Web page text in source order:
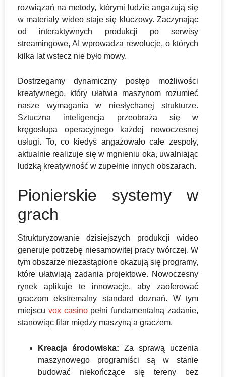
rozwiązań na metody, którymi ludzie angażują się
w materiały wideo staje się kluczowy. Zaczynając
od interaktywnych produkcji po serwisy
streamingowe, AI wprowadza rewolucje, o których
kilka lat wstecz nie było mowy.
Dostrzegamy dynamiczny postęp możliwości
kreatywnego, który ułatwia maszynom rozumieć
nasze wymagania w niesłychanej strukturze.
Sztuczna inteligencja przeobraża się w
kręgosłupa operacyjnego każdej nowoczesnej
usługi. To, co kiedyś angażowało całe zespoły,
aktualnie realizuje się w mgnieniu oka, uwalniając
ludzką kreatywność w zupełnie innych obszarach.
Pionierskie systemy w
grach
Strukturyzowanie dzisiejszych produkcji wideo
generuje potrzebę niesamowitej pracy twórczej. W
tym obszarze niezastąpione okazują się programy,
które ułatwiają zadania projektowe. Nowoczesny
rynek aplikuje te innowacje, aby zaoferować
graczom ekstremalny standard doznań. W tym
miejscu vox casinopełni fundamentalną zadanie,
stanowiąc filar między maszyną a graczem.
Kreacja środowiska: Za sprawą uczenia
maszynowego programiści są w stanie
budować niekończące się tereny bez